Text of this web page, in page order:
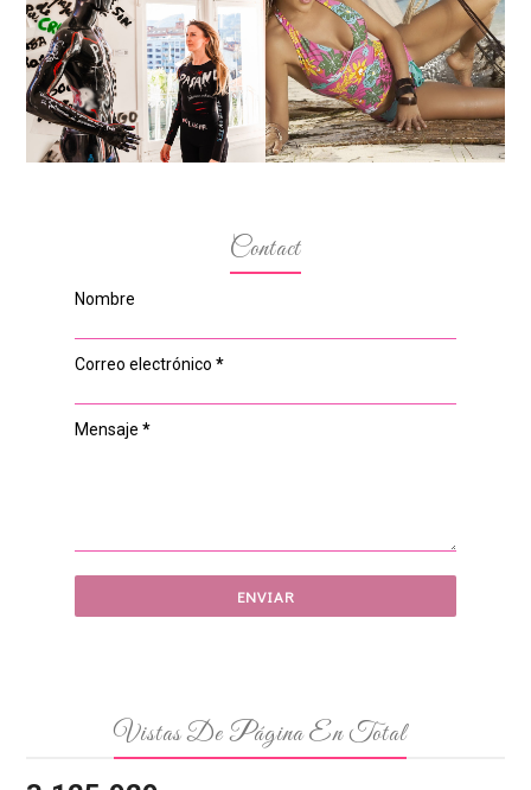
MARGA GONZÁLEZ Y
ELIA FERNÁNDEZ
DIALOGAN EN ESPACIO
DEL ANONIMATO, LA
CASA ROSA DE OVIEDO
LA ALTURA DE LAS
MODELOS MAS
BAJITAS
Contact
Nombre
Correo electrónico *
Mensaje *
Vistas De Página En Total